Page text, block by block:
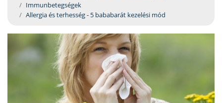
BETEGSÉGKALAUZ
ÜGYELETKERESŐ
ORVOS VÁLASZOL
ORVOSKERESŐ
Immunbetegségek
Allergia és terhesség - 5 bababarát kezelési mód